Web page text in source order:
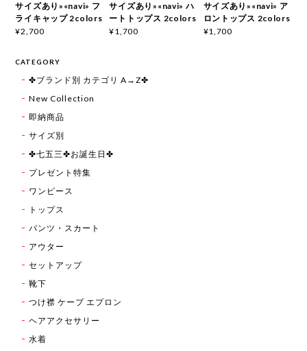
サイズあり»«navi» フ
ライキャップ 2colors
¥2,700
サイズあり»«navi» ハ
ートトップス 2colors
¥1,700
サイズあり»«navi» ア
ロントップス 2colors
¥1,700
CATEGORY
✤ブランド別 カテゴリ A→Z✤
New Collection
即納商品
サイズ別
✤七五三✤お誕生日✤
プレゼント特集
ワンピース
トップス
パンツ・スカート
アウター
セットアップ
靴下
つけ襟 ケープ エプロン
ヘアアクセサリー
水着